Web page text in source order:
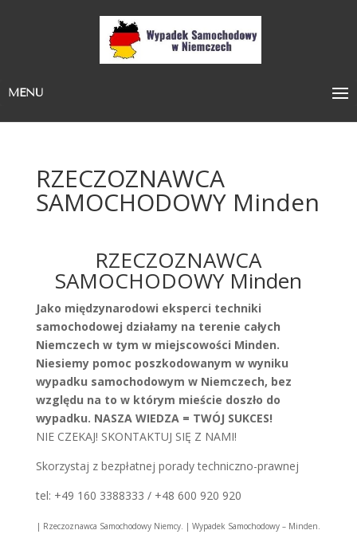
MENU
RZECZOZNAWCA
SAMOCHODOWY Minden
RZECZOZNAWCA
SAMOCHODOWY Minden
Jako międzynarodowi eksperci techniki
samochodowej działamy na terenie całych
Niemczech w tym w miejscowości Minden.
Niesiemy pomoc poszkodowanym w wyniku
wypadku samochodowym w Niemczech, bez
względu na to w którym mieście doszło do
wypadku. NASZA WIEDZA = TWÓJ SUKCES!
NIE CZEKAJ! SKONTAKTUJ SIĘ Z NAMI!
Skorzystaj z bezpłatnej porady techniczno-prawnej
tel: +49 160 3388333 / +48 600 920 920
| Rzeczoznawca Samochodowy Niemcy. | Wypadek Samochodowy – Minden.